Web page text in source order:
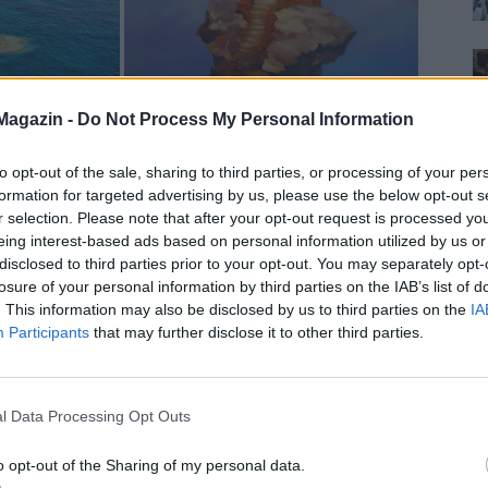
- Do Not Process My Personal Information
opt-out of the sale, sharing to third parties, or processing of your
for targeted advertising by us, please use the below opt-out
selection. Please note that after your opt-out request is processed
interest-based ads based on personal information utilized by us
to third parties prior to your opt-out. You may separately
of your personal information by third parties on the IAB’s list of
This information may also be disclosed by us to third parties on the
Participants that may further disclose it to other third parties.
Data Processing Opt Outs
opt-out of the Sharing of my personal data.
ha lehet, még ennél is izoláltabb. Az egy
van, de még milyen magasan!
Az 1939-ben épült világítótorony az Atlanti-
teljes magányra vágyókat.